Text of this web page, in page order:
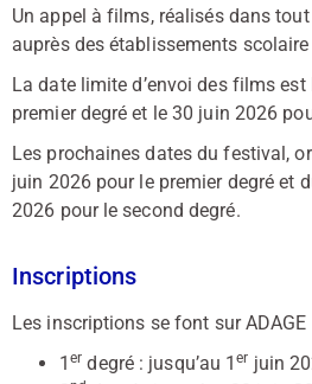
Un appel à films, réalisés dans
auprès des établissements
La date limite d’envoi des films
premier degré et le 30 juin 2026
Les prochaines dates du festival,
juin 2026 pour le premier degré et
2026 pour le second degré.
Inscriptions
Les inscriptions se font sur ADAGE
1er degré : jusqu’au 1er juin